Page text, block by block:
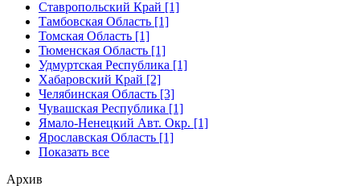
Ставропольский Край [1]
Тамбовская Область [1]
Томская Область [1]
Тюменская Область [1]
Удмуртская Республика [1]
Хабаровский Край [2]
Челябинская Область [3]
Чувашская Республика [1]
Ямало-Ненецкий Авт. Окр. [1]
Ярославская Область [1]
Показать все
Архив